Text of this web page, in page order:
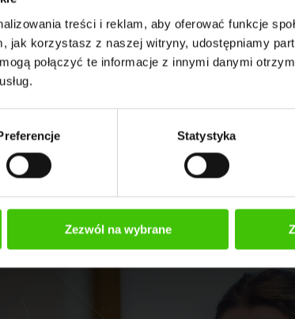
treści i reklam, aby oferować funkcje
jak korzystasz z naszej witryny, udostępniamy
połączyć te informacje z innymi danymi
Statystyka
Zezwól na wybrane